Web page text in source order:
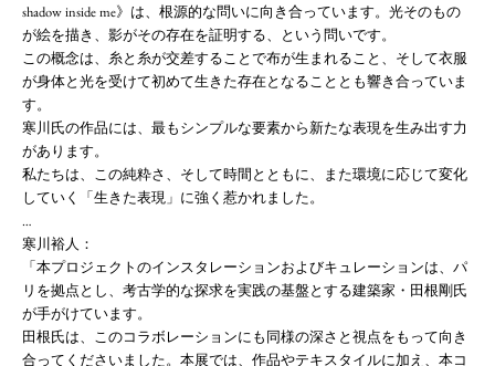
shadow inside me》は、根源的な問いに向き合っています。光そのもの
が絵を描き、影がその存在を証明する、という問いです。
この概念は、糸と糸が交差することで布が生まれること、そして衣服
が身体と光を受けて初めて生きた存在となることとも響き合っていま
す。
寒川氏の作品には、最もシンプルな要素から新たな表現を生み出す力
があります。
私たちは、この純粋さ、そして時間とともに、また環境に応じて変化
していく「生きた表現」に強く惹かれました。
…
寒川裕人：
「本プロジェクトのインスタレーションおよびキュレーションは、パ
リを拠点とし、考古学的な探求を実践の基盤とする建築家・田根剛氏
が手がけています。
田根氏は、このコラボレーションにも同様の深さと視点をもって向き
合ってくださいました。本展では、作品やテキスタイルに加え、本コ